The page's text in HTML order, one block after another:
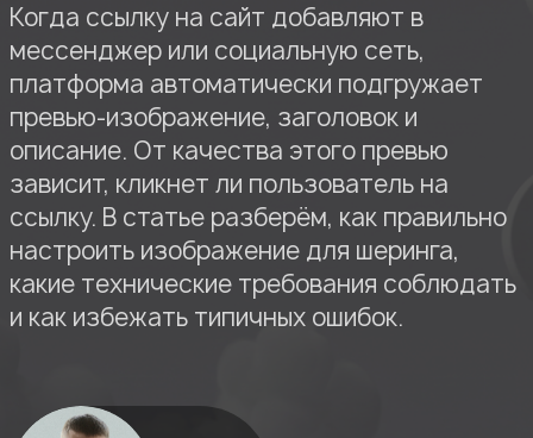
Когда ссылку на сайт добавляют в
мессенджер или социальную сеть,
платформа автоматически подгружает
превью-изображение, заголовок и
описание. От качества этого превью
зависит, кликнет ли пользователь на
ссылку. В статье разберём, как правильно
настроить изображение для шеринга,
какие технические требования соблюдать
и как избежать типичных ошибок.